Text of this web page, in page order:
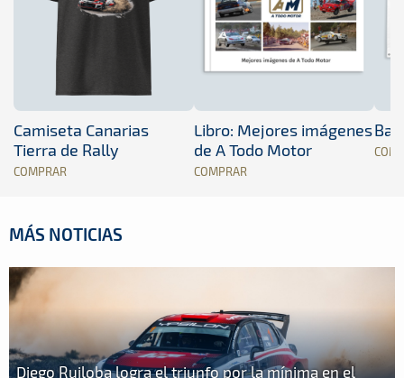
Camiseta Canarias
Tierra de Rally
COMPRAR
Libro: Mejores imágenes
de A Todo Motor
COMPRAR
MÁS NOTICIAS
Diego Ruiloba logra el triunfo por la mínima en el